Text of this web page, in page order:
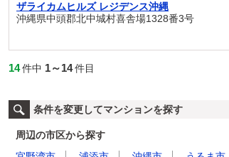
ザライカムヒルズ レジデンス沖縄
沖縄県中頭郡北中城村喜舎場1328番3号
14件中 1～14件目
条件を変更してマンションを探す
周辺の市区から探す